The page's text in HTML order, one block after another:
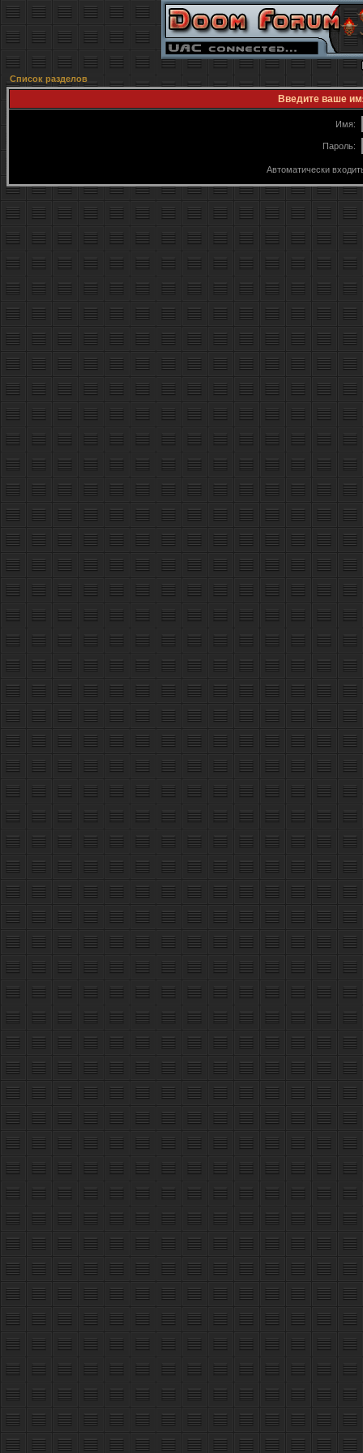
Список разделов
Введите ваше
Имя:
Пароль:
Автоматически